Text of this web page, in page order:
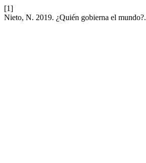
[1]
Nieto, N. 2019. ¿Quién gobierna el mundo?.